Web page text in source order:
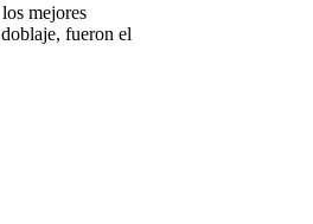
mejores
fueron el